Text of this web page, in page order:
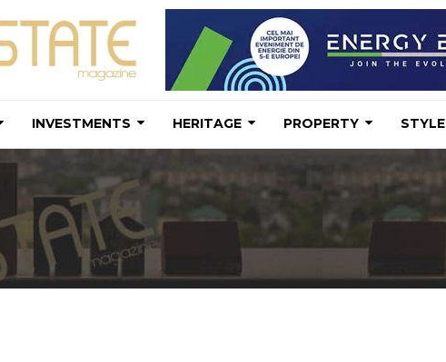
INVESTMENTS HERITAGE PROPERTY STYLE